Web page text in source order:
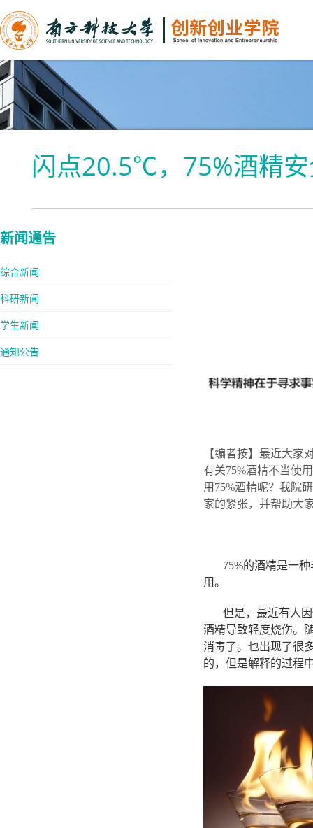
闪点20.5℃，75%酒精
新闻通告
综合新闻
科研新闻
学生新闻
通知公告
【编者按】最近大家
有关75%酒精不当使
用75%酒精呢？我院
家的紧张，并帮助大
75%的酒精是一种
用。
但是，最近有人因
酒精导致轻度烧伤。
消毒了。也出现了很
的，但是解释的过程